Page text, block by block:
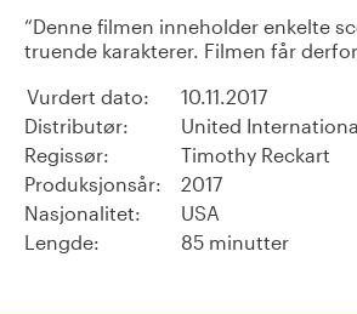
Denne filmen inneholder enkelte
truende karakterer. Filmen får
Vurdert dato:
10.11.2017
Distributør:
United
Regissør:
Timothy Reckart
Produksjonsår:
2017
Nasjonalitet:
USA
Lengde:
85 minutter